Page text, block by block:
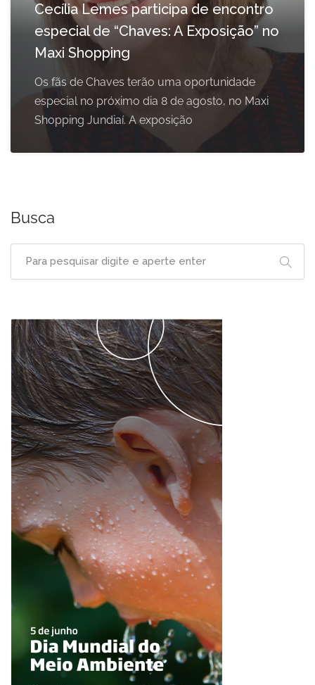
Cecília Lemes participa de encontro
especial de “Chaves: A Exposição” no
Maxi Shopping
Os fãs de Chaves terão uma oportunidade
especial no próximo dia 8 de agosto, no Maxi
Shopping Jundiaí. A exposição
Busca